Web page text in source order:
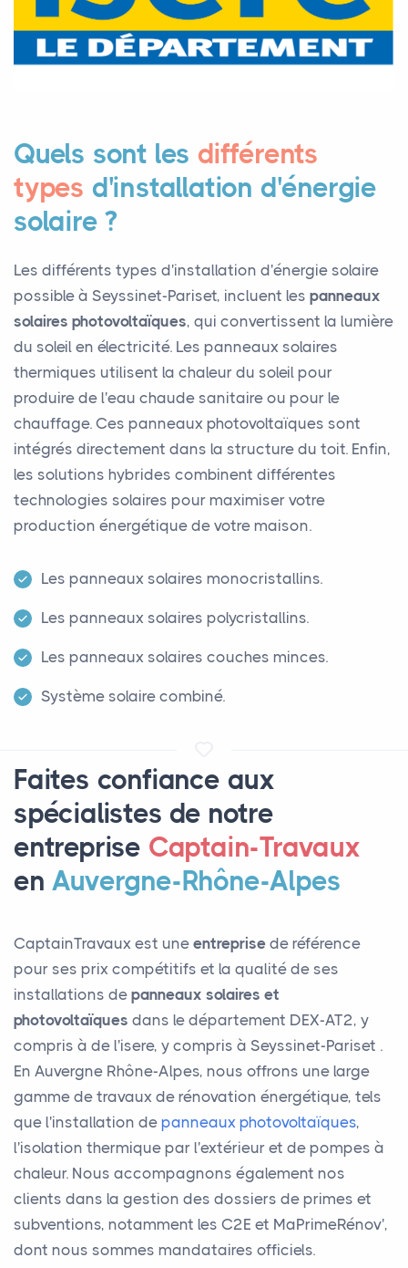
Quels sont les différents
types d'installation d'énergie
solaire ?
Les différents types d'installation d'énergie solaire
possible à Seyssinet-Pariset, incluent les panneaux
solaires photovoltaïques, qui convertissent la lumière
du soleil en électricité. Les panneaux solaires
thermiques utilisent la chaleur du soleil pour
produire de l'eau chaude sanitaire ou pour le
chauffage. Ces panneaux photovoltaïques sont
intégrés directement dans la structure du toit. Enfin,
les solutions hybrides combinent différentes
technologies solaires pour maximiser votre
production énergétique de votre maison.
Les panneaux solaires monocristallins.
Les panneaux solaires polycristallins.
Les panneaux solaires couches minces.
Système solaire combiné.
Faites confiance aux
spécialistes de notre
entreprise Captain-Travaux
enAuvergne-Rhône-Alpes
CaptainTravaux est une entreprise de référence
pour ses prix compétitifs et la qualité de ses
installations de panneaux solaires et
photovoltaïques dans le département DEX-AT2, y
compris à de l'isere, y compris à Seyssinet-Pariset .
En Auvergne Rhône-Alpes, nous offrons une large
gamme de travaux de rénovation énergétique, tels
que l'installation de panneaux photovoltaïques,
l'isolation thermique par l'extérieur et de pompes à
chaleur. Nous accompagnons également nos
clients dans la gestion des dossiers de primes et
subventions, notamment les C2E et MaPrimeRénov',
dont nous sommes mandataires officiels.